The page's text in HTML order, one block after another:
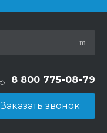
8 800 775-08-79
Заказать звонок